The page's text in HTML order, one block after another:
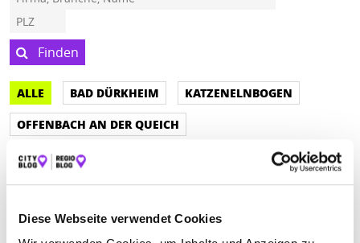
Diese Webseite verwendet Cookies
Finden
ALLE BAD DÜRKHEIM
KATZENELNBOGEN
OFFENBACH AN DER QUEICH
Geschlossen - öffnet um 07:30 Uhr
CARL HORN GMBH & CO. KG ZELTVERLEIH